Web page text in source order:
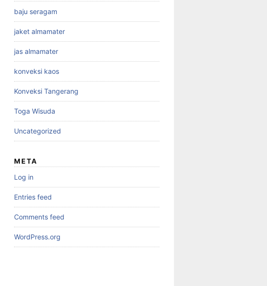
baju seragam
jaket almamater
jas almamater
konveksi kaos
Konveksi Tangerang
Toga Wisuda
Uncategorized
META
Log in
Entries feed
Comments feed
WordPress.org